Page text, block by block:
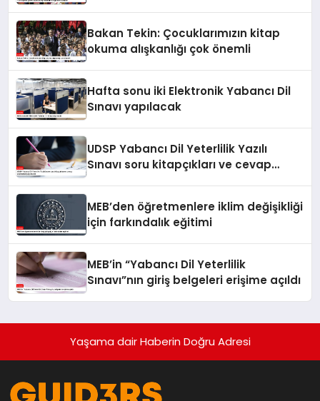
Bakan Tekin: Çocuklarımızın kitap
okuma alışkanlığı çok önemli
Hafta sonu iki Elektronik Yabancı Dil
Sınavı yapılacak
UDSP Yabancı Dil Yeterlilik Yazılı
Sınavı soru kitapçıkları ve cevap
MEB’den öğretmenlere iklim değişikliği
için farkındalık eğitimi
MEB’in “Yabancı Dil Yeterlilik
Sınavı”nın giriş belgeleri erişime açıldı
Yaşama dair Haberin Doğru Adresi